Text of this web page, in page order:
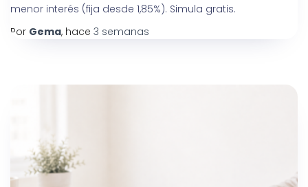
menor interés (fija desde 1,85%). Simula gratis.
Por Gema, hace 3 semanas